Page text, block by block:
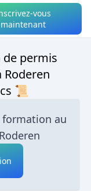
vous
maintenant
permis
📜
au